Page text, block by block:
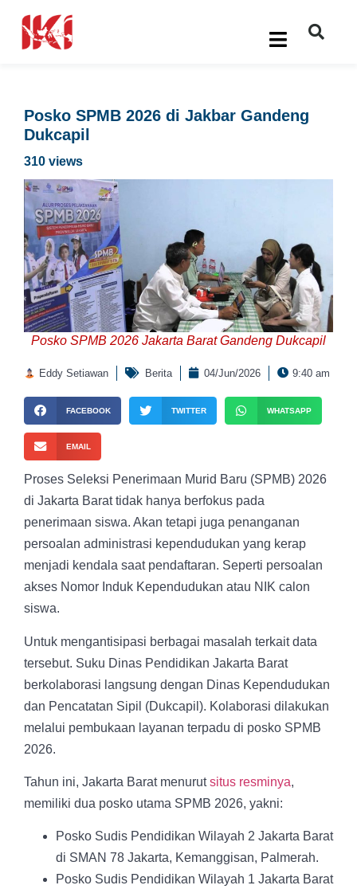
Posko SPMB 2026 di Jakbar Gandeng
Dukcapil
310 views
Posko SPMB 2026 Jakarta Barat Gandeng Dukcapil
Eddy Setiawan Berita 04/Jun/2026 9:40 am
FACEBOOK TWITTER WHATSAPP
EMAIL
Proses Seleksi Penerimaan Murid Baru (SPMB) 2026
di Jakarta Barat tidak hanya berfokus pada
penerimaan siswa. Akan tetapi juga penanganan
persoalan administrasi kependudukan yang kerap
menjadi kendala saat pendaftaran. Seperti persoalan
akses Nomor Induk Kependudukan atau NIK calon
siswa.
Untuk mengantisipasi berbagai masalah terkait data
tersebut. Suku Dinas Pendidikan Jakarta Barat
berkolaborasi langsung dengan Dinas Kependudukan
dan Pencatatan Sipil (Dukcapil). Kolaborasi dilakukan
melalui pembukaan layanan terpadu di posko SPMB
2026.
Tahun ini, Jakarta Barat menurutsitus resminya,
memiliki dua posko utama SPMB 2026, yakni:
Posko Sudis Pendidikan Wilayah 2 Jakarta Barat
di SMAN 78 Jakarta, Kemanggisan, Palmerah.
Posko Sudis Pendidikan Wilayah 1 Jakarta Barat